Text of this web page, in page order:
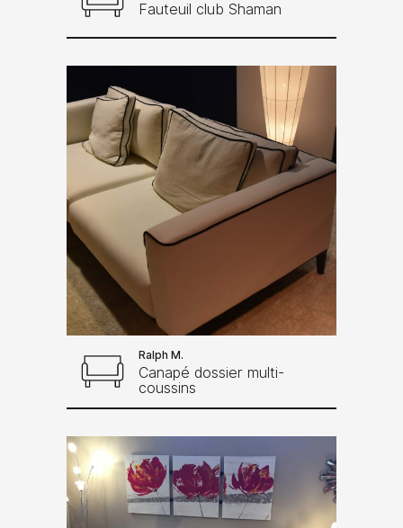
Fauteuil club Shaman
Ralph M.
Canapé dossier multi-
coussins